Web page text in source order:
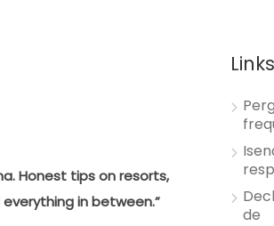
Honest tips on resorts,
in between.”
de